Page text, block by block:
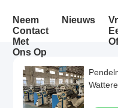
Neem
Contact
Met
Ons Op
Nieuws